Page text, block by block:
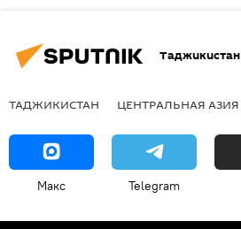
Таджикистан
ТАДЖИКИСТАН ЦЕНТРАЛЬНАЯ АЗИЯ
Макс Telegram